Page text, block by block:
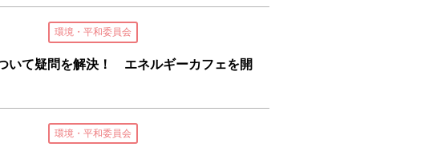
環境・平和委員会
いて疑問を解決！ エネルギーカフェを開
環境・平和委員会